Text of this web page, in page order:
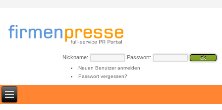
Nickname: Passwort:
Neuen Benutzer anmelden
Passwort vergessen?